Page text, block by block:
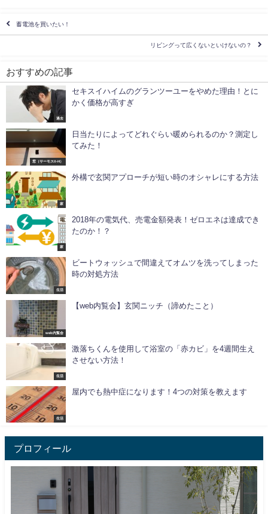
蓄電池を買いたい！
リビングって広くないといけないの？
おすすめの記事
過去
セキスイハイムのグランツーユーをやめた理由！とに
かく価格が高すぎ
窓（サーモスII-H）
日当たりによってどれぐらい暖められるのか？測定し
てみた！
家
外構で玄関アプローチが短い時のオシャレにする方法
家
2018年の電気代、売電金額発表！ゼロエネは達成でき
たのか！？
生活
ビートウォッシュで間違えてオムツを洗ってしまった
時の対処方法
web内覧会
【web内覧会】玄関ニッチ（諦めたこと）
生活
激落ちくんを使用して浴室の「赤カビ」を4週間生え
させない方法！
生活
屋内でも熱中症になります！4つの対策を教えます
プロフィール